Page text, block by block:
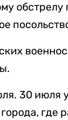
обстрелу
30 июля
где